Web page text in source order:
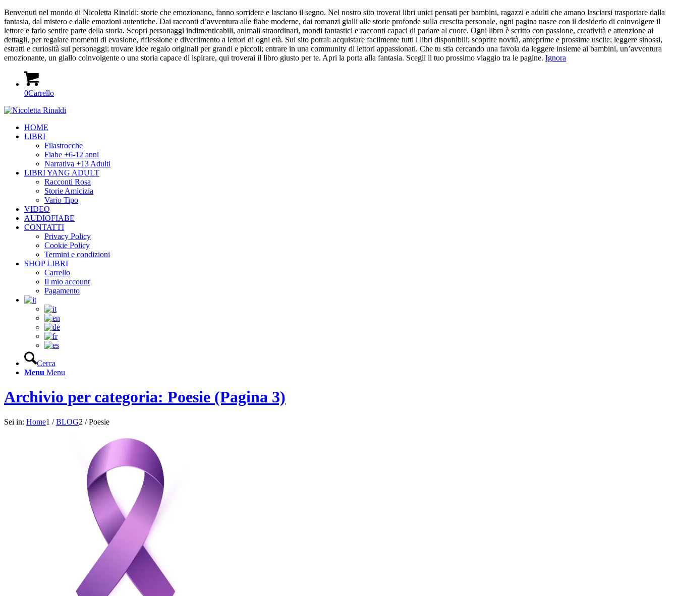
Benvenuti nel mondo di Nicoletta Rinaldi: storie che emozionano, fanno sorridere e lasciano il segno. Nel nostro sito troverai libri unici pensati per bambini, ragazzi e adulti che amano lasciarsi trasportare dalla
fantasia, dal mistero e dalle emozioni autentiche. Dai racconti d’avventura alle fiabe moderne, dai romanzi gialli alle storie profonde sulla crescita personale, ogni pagina nasce con il desiderio di coinvolgere il
lettore e farlo sentire parte della storia. Scopri personaggi indimenticabili, animali straordinari, mondi fantastici e racconti capaci di parlare al cuore. Ogni libro è scritto con passione, creatività e attenzione ai
dettagli, per regalare momenti di evasione, riflessione e divertimento a lettori di ogni età. Sul sito potrai: acquistare facilmente tutti i libri disponibili; scoprire novità, anteprime e prossime uscite; leggere sinossi,
estratti e curiosità sui personaggi; trovare idee regalo originali per grandi e piccoli; entrare in una community di lettori appassionati. Che tu stia cercando una favola da leggere insieme ai bambini, un’avventura
emozionante, un giallo coinvolgente o una storia capace di ispirare, qui troverai il libro giusto per te. Apri la porta alla fantasia. Scegli il tuo prossimo viaggio tra le pagine. Ignora
0Carrello
HOME
LIBRI
Filastrocche
Fiabe +6-12 anni
Narrativa +13 Adulti
LIBRI YANG ADULT
Racconti Rosa
Storie Amicizia
Vario Tipo
VIDEO
AUDIOFIABE
CONTATTI
Privacy Policy
Cookie Policy
Termini e condizioni
SHOP LIBRI
Carrello
Il mio account
Pagamento
Cerca
Menu Menu
Archivio per categoria: Poesie (Pagina 3)
Sei in: Home1 / BLOG2 / Poesie